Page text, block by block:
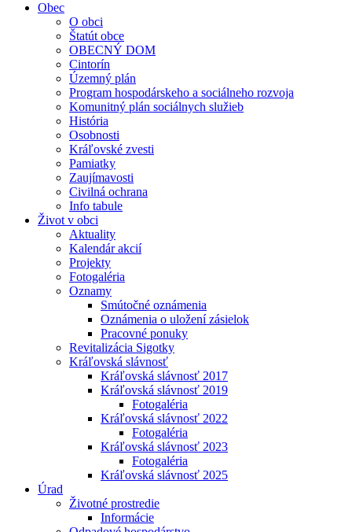
Obec
O obci
Štatút obce
OBECNÝ DOM
Cintorín
Územný plán
Program hospodárskeho a sociálneho rozvoja
Komunitný plán sociálnych služieb
História
Osobnosti
Kráľovské zvesti
Pamiatky
Zaujímavosti
Civilná ochrana
Info tabule
Život v obci
Aktuality
Kalendár akcií
Projekty
Fotogaléria
Oznamy
Smútočné oznámenia
Oznámenia o uložení zásielok
Pracovné ponuky
Revitalizácia Sigotky
Kráľovská slávnosť
Kráľovská slávnosť 2017
Kráľovská slávnosť 2019
Fotogaléria
Kráľovská slávnosť 2022
Fotogaléria
Kráľovská slávnosť 2023
Fotogaléria
Kráľovská slávnosť 2025
Úrad
Životné prostredie
Informácie